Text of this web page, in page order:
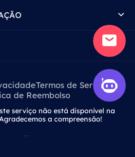
Termos de Serviço
de Reembolso
serviço não está disponível na
a compreensão!